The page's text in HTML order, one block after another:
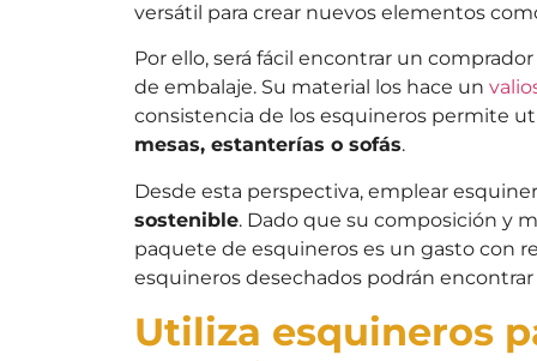
versátil para crear nuevos elementos
Por ello, será fácil encontrar un
de embalaje. Su material los hace un
consistencia de los esquineros permite
mesas, estanterías o sofás.
Desde esta perspectiva, emplear
sostenible. Dado que su composición y
paquete de esquineros es un gasto con
esquineros desechados podrán
Utiliza esquineros